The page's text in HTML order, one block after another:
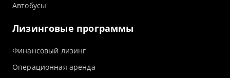
Автобусы
Лизинговые программы
Финансовый лизинг
Операционная аренда